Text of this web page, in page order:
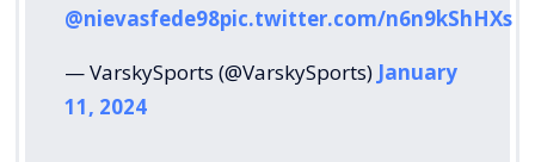
@nievasfede98pic.twitter.com/n6n9kShHXs
— VarskySports (@VarskySports) January
11, 2024